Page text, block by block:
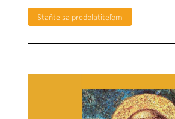
Staňte sa predplatiteľom